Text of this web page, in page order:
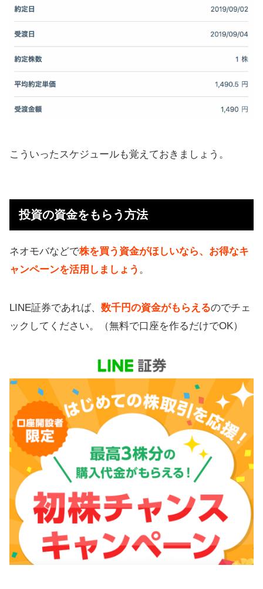
こういったスケジュールも覚えておきましょう。
投資の資金をもらう方法
ネオモバなどで株を買う資金がほしいなら、お得なキ
ャンペーンを活用しましょう 。
LINE証券であれば、 数千円の資金がもらえるのでチェ
ックしてください。（無料で口座を作るだけでOK）